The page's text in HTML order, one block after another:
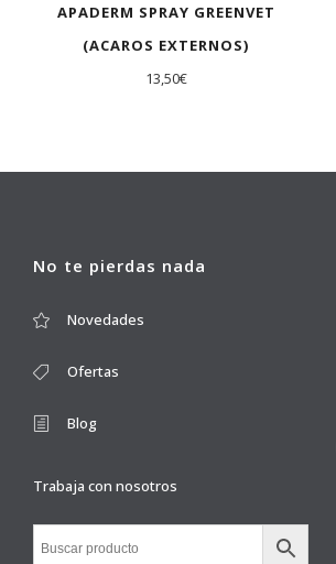
APADERM SPRAY GREENVET
(ACAROS EXTERNOS)
13,50€
No te pierdas nada
Novedades
Ofertas
Blog
Trabaja con nosotros